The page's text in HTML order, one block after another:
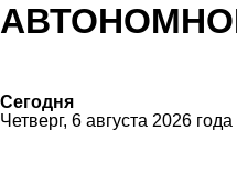
Сегодня
Четверг, 6 августа 2026